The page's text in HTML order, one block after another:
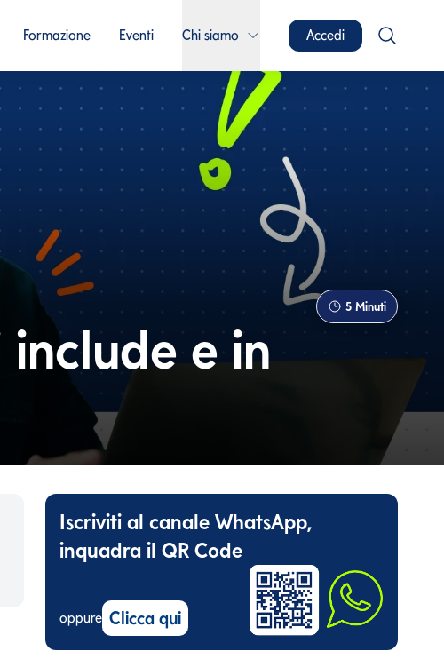
Formazione Eventi Chi siamo Accedi
5 Minuti
include e in
Iscriviti al canale WhatsApp,
inquadra il QR Code
oppure Clicca qui